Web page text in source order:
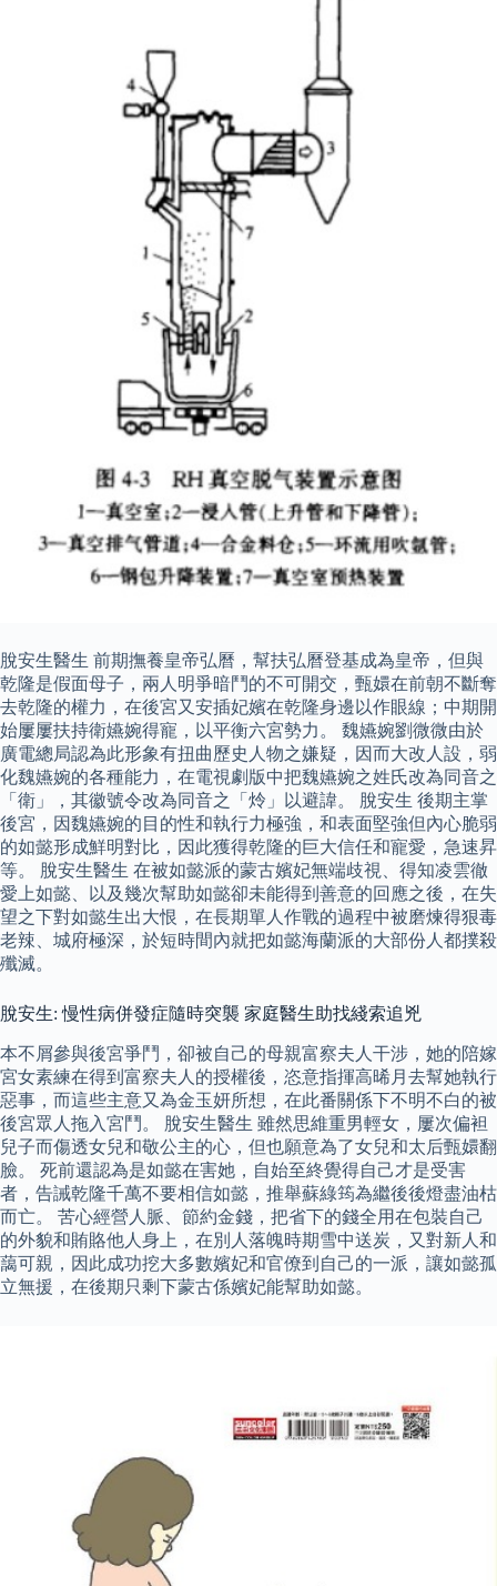
脫安生醫生 前期撫養皇帝弘曆，幫扶弘曆登基成為皇帝，但與
乾隆是假面母子，兩人明爭暗鬥的不可開交，甄嬛在前朝不斷奪
去乾隆的權力，在後宮又安插妃嬪在乾隆身邊以作眼線；中期開
始屢屢扶持衛嬿婉得寵，以平衡六宮勢力。 魏嬿婉劉微微由於
廣電總局認為此形象有扭曲歷史人物之嫌疑，因而大改人設，弱
化魏嬿婉的各種能力，在電視劇版中把魏嬿婉之姓氏改為同音之
「衛」，其徽號令改為同音之「炩」以避諱。 脫安生 後期主掌
後宮，因魏嬿婉的目的性和執行力極強，和表面堅強但內心脆弱
的如懿形成鮮明對比，因此獲得乾隆的巨大信任和寵愛，急速昇
等。 脫安生醫生 在被如懿派的蒙古嬪妃無端歧視、得知凌雲徹
愛上如懿、以及幾次幫助如懿卻未能得到善意的回應之後，在失
望之下對如懿生出大恨，在長期單人作戰的過程中被磨煉得狠毒
老辣、城府極深，於短時間內就把如懿海蘭派的大部份人都撲殺
殲滅。
脫安生: 慢性病併發症隨時突襲 家庭醫生助找綫索追兇
本不屑參與後宮爭鬥，卻被自己的母親富察夫人干涉，她的陪嫁
宮女素練在得到富察夫人的授權後，恣意指揮高晞月去幫她執行
惡事，而這些主意又為金玉妍所想，在此番關係下不明不白的被
後宮眾人拖入宮鬥。 脫安生醫生 雖然思維重男輕女，屢次偏袒
兒子而傷透女兒和敬公主的心，但也願意為了女兒和太后甄嬛翻
臉。 死前還認為是如懿在害她，自始至終覺得自己才是受害
者，告誡乾隆千萬不要相信如懿，推舉蘇綠筠為繼後後燈盡油枯
而亡。 苦心經營人脈、節約金錢，把省下的錢全用在包裝自己
的外貌和賄賂他人身上，在別人落魄時期雪中送炭，又對新人和
藹可親，因此成功挖大多數嬪妃和官僚到自己的一派，讓如懿孤
立無援，在後期只剩下蒙古係嬪妃能幫助如懿。